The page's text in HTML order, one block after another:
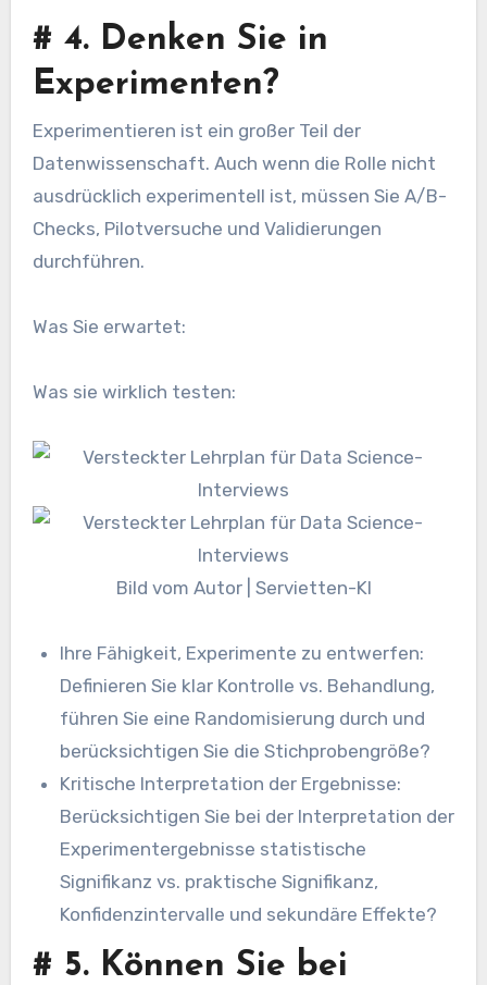
# 4. Denken Sie in
Experimenten?
Experimentieren ist ein großer Teil der
Datenwissenschaft. Auch wenn die Rolle nicht
ausdrücklich experimentell ist, müssen Sie A/B-
Checks, Pilotversuche und Validierungen
durchführen.
Was Sie erwartet:
Was sie wirklich testen:
Bild vom Autor | Servietten-KI
Ihre Fähigkeit, Experimente zu entwerfen:
Definieren Sie klar Kontrolle vs. Behandlung,
führen Sie eine Randomisierung durch und
berücksichtigen Sie die Stichprobengröße?
Kritische Interpretation der Ergebnisse:
Berücksichtigen Sie bei der Interpretation der
Experimentergebnisse statistische
Signifikanz vs. praktische Signifikanz,
Konfidenzintervalle und sekundäre Effekte?
# 5. Können Sie bei